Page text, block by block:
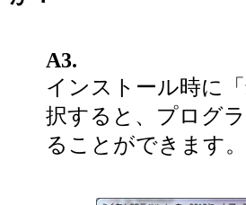
A3.
インストール時に
択すると、プログ
ることができます。